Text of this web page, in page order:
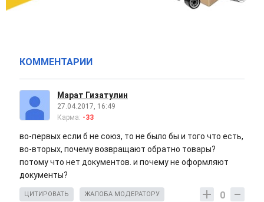
КОММЕНТАРИИ
Марат Гизатулин
27.04.2017, 16:49
Карма: -33
во-первых если б не союз, то не было бы и того что есть,
во-вторых, почему возвращают обратно товары?
потому что нет документов. и почему не оформляют
документы?
0
ЦИТИРОВАТЬ ЖАЛОБА МОДЕРАТОРУ